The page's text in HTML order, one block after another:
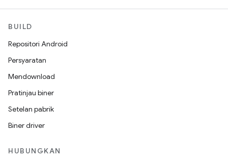
BUILD
Repositori Android
Persyaratan
Mendownload
Pratinjau biner
Setelan pabrik
Biner driver
HUBUNGKAN